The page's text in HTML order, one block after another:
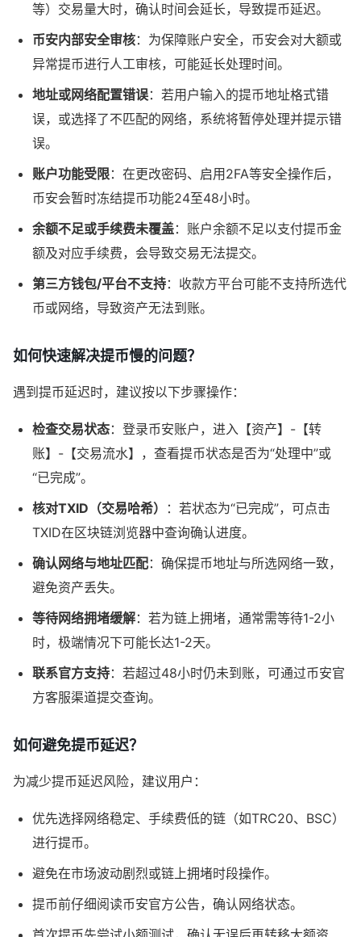
等）交易量大时，确认时间会延长，导致提币延迟。
币安内部安全审核：为保障账户安全，币安会对大额或
异常提币进行人工审核，可能延长处理时间。
地址或网络配置错误：若用户输入的提币地址格式错
误，或选择了不匹配的网络，系统将暂停处理并提示错
误。
账户功能受限：在更改密码、启用2FA等安全操作后，
币安会暂时冻结提币功能24至48小时。
余额不足或手续费未覆盖：账户余额不足以支付提币金
额及对应手续费，会导致交易无法提交。
第三方钱包/平台不支持：收款方平台可能不支持所选代
币或网络，导致资产无法到账。
如何快速解决提币慢的问题？
遇到提币延迟时，建议按以下步骤操作：
检查交易状态：登录币安账户，进入【资产】-【转
账】-【交易流水】，查看提币状态是否为“处理中”或
“已完成”。
核对TXID（交易哈希）
：若状态为“已完成”，可点击
TXID在区块链浏览器中查询确认进度。
确认网络与地址匹配：确保提币地址与所选网络一致，
避免资产丢失。
等待网络拥堵缓解：若为链上拥堵，通常需等待1-2小
时，极端情况下可能长达1-2天。
联系官方支持：若超过48小时仍未到账，可通过币安官
方客服渠道提交查询。
如何避免提币延迟？
为减少提币延迟风险，建议用户：
优先选择网络稳定、手续费低的链（如TRC20、BSC）
进行提币。
避免在市场波动剧烈或链上拥堵时段操作。
提币前仔细阅读币安官方公告，确认网络状态。